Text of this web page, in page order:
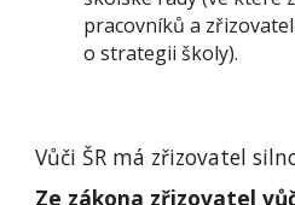
pracovníků a
o strategii školy).
Vůči ŠR má zřizovatel
Ze zákona zřizovatel